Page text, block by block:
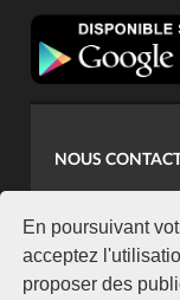
En poursuivant
acceptez
proposer des
NOUS
+225 07 08